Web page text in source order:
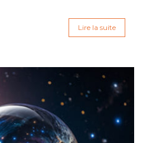
Lire la suite